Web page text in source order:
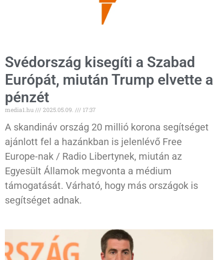
Svédország kisegíti a Szabad
Európát, miután Trump elvette a
pénzét
media1.hu 2025.05.09. 17:37
A skandináv ország 20 millió korona segítséget
ajánlott fel a hazánkban is jelenlévő Free
Europe-nak / Radio Libertynek, miután az
Egyesült Államok megvonta a médium
támogatását. Várható, hogy más országok is
segítséget adnak.